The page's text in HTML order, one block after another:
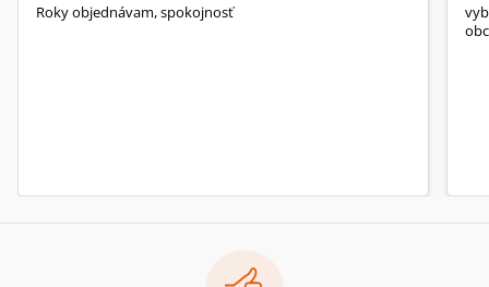
Roky objednávam, spokojnosť